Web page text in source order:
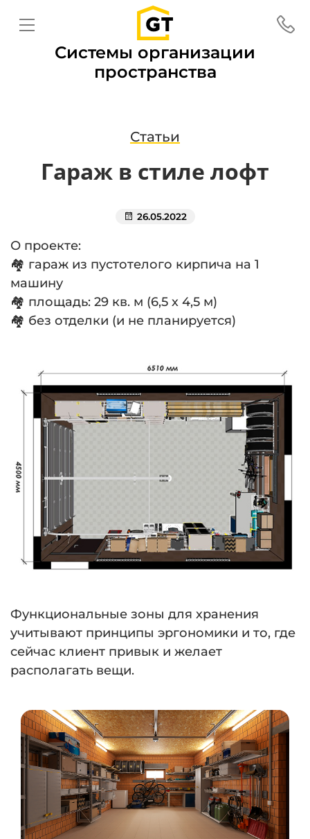
Системы организации
пространства
Статьи
Гараж в стиле лофт
26.05.2022
О проекте:
🏘 гараж из пустотелого кирпича на 1
машину
🏘 площадь: 29 кв. м (6,5 х 4,5 м)
🏘 без отделки (и не планируется)
Функциональные зоны для хранения
учитывают принципы эргономики и то, где
сейчас клиент привык и желает
располагать вещи.